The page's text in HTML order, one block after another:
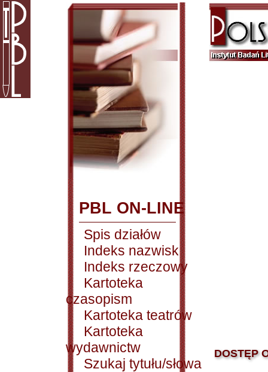
PBL ON-LINE
Spis działów
Indeks nazwisk
Indeks rzeczowy
Kartoteka
czasopism
Kartoteka teatrów
Kartoteka
wydawnictw
Szukaj tytułu/słowa
DOSTĘP